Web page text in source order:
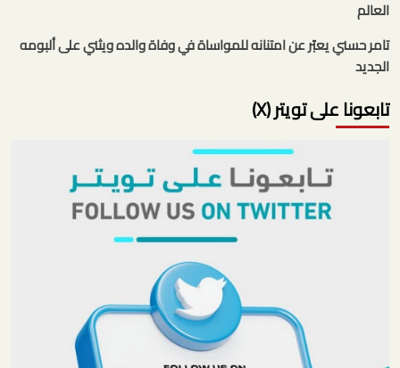
العالم
تامر حسني يعبّر عن امتنانه للمواساة في وفاة والده ويثني على ألبومه
الجديد
تابعونا على تويتر (X)